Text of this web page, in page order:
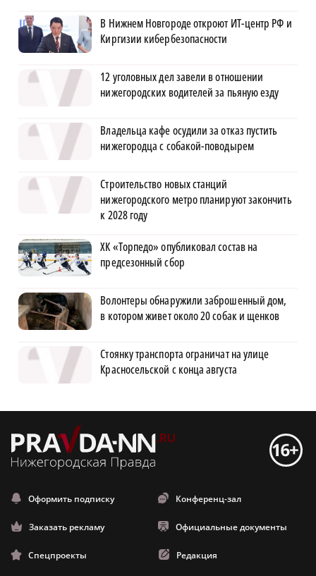
В Нижнем Новгороде откроют ИТ-центр РФ и
Киргизии кибербезопасности
12 уголовных дел завели в отношении
нижегородских водителей за пьяную езду
Владельца кафе осудили за отказ пустить
нижегородца с собакой-поводырем
Строительство новых станций
нижегородского метро планируют закончить
к 2028 году
ХК «Торпедо» опубликовал состав на
предсезонный сбор
Волонтеры обнаружили заброшенный дом,
в котором живет около 20 собак и щенков
Стоянку транспорта ограничат на улице
Красносельской с конца августа
Оформить подписку Конференц-зал
Заказать рекламу Официальные документы
Спецпроекты Редакция